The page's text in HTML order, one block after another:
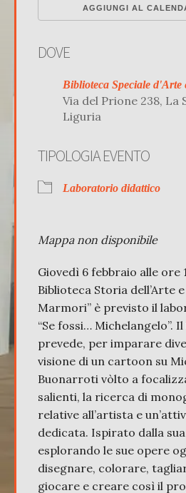
AGGIUNGI AL
DOVE
Biblioteca Speciale d'Arte
Via del Prione 238, La
Liguria
TIPOLOGIA EVENTO
Laboratorio didattico
Mappa non disponibile
Giovedì 6 febbraio alle ore
Biblioteca Storia dell’Arte
Marmori” è previsto il
“Se fossi… Michelangelo”.
prevede, per imparare
visione di un cartoon su
Buonarroti vòlto a
salienti, la ricerca di
relative all’artista e
dedicata. Ispirato dalla
esplorando le sue opere
disegnare, colorare,
giocare e creare così il